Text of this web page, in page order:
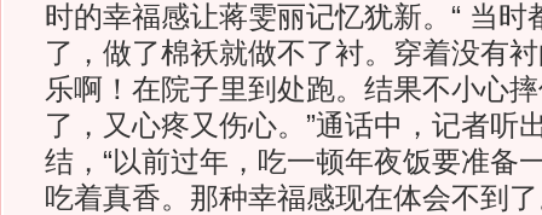
时的幸福感让蒋雯丽记忆犹新。“ 当时
了，做了棉袄就做不了衬。穿着没有
乐啊！在院子里到处跑。结果不小心
了，又心疼又伤心。”通话中，记者听
结，“以前过年，吃一顿年夜饭要准备
吃着真香。那种幸福感现在体会不到了